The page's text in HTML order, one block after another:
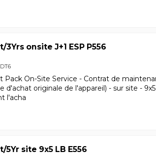
3Yrs onsite J+1 ESP P556
Pack On-Site Service - Contrat de
d'achat originale de l'appareil) - sur site -
l'acha
5Yr site 9x5 LB E556